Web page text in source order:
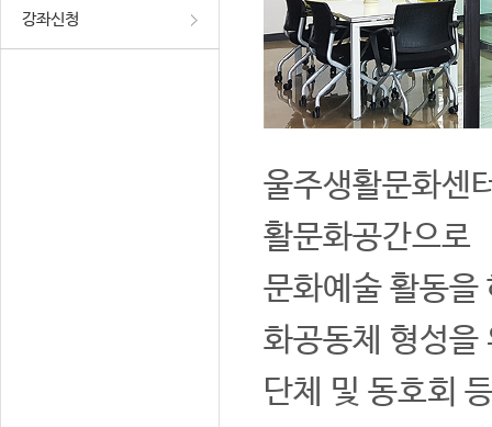
강좌신청
울주생활문화센
활문화공간으로
문화예술 활동을
화공동체 형성을
단체 및 동호회